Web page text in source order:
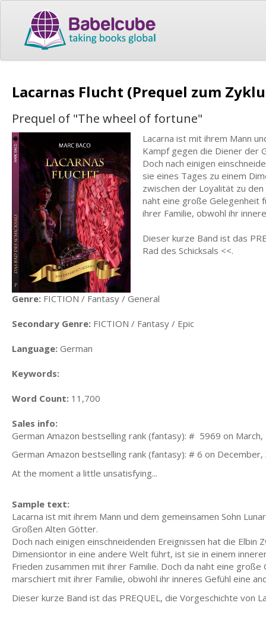
Lacarnas Flucht (Prequel zum
Prequel of "The wheel of fortune"
Lacarna ist mit ihrem Mann
Kampf gegen die Diener der
Doch nach einigen
sie eines Tages zu einem
zwischen der Loyalität zu
naht eine große Gelegenheit
ihrer Familie, obwohl ihr
Dieser kurze Band ist das
Rad des Schicksals <<.
Genre: FICTION / Fantasy / General
Secondary Genre: FICTION / Fantasy / Epic
Language: German
Keywords:
Word Count: 11,700
Sales info:
German Amazon bestselling rank (fantasy): # 5969 on
German Amazon bestselling rank (fantasy): # 6 on
At the moment a little unsatisfying...
Sample text:
Lacarna ist mit ihrem Mann und dem gemeinsamen Sohn
Großen Alten Götter.
Doch nach einigen einschneidenden Ereignissen hat die Elbin
Dimensiontor in eine andere Welt führt, ist sie in einem
Frieden zusammen mit ihrer Familie. Doch da naht eine
marschiert mit ihrer Familie, obwohl ihr inneres Gefühl eine
Dieser kurze Band ist das PREQUEL, die Vorgeschichte von